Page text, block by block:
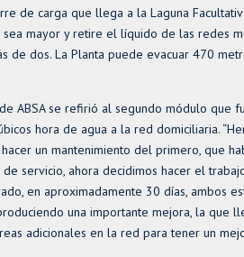
de carga que llega a la Laguna
mayor y retire el líquido de las redes
de dos. La Planta puede evacuar 470
ABSA se refirió al segundo módulo que
hora de agua a la red domiciliaria.
un mantenimiento del primero, que
servicio, ahora decidimos hacer el
en aproximadamente 30 días, ambos
una importante mejora, la que
adicionales en la red para tener un